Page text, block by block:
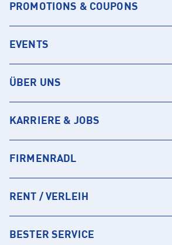
PROMOTIONS & COUPONS
EVENTS
ÜBER UNS
KARRIERE & JOBS
FIRMENRADL
RENT / VERLEIH
BESTER SERVICE